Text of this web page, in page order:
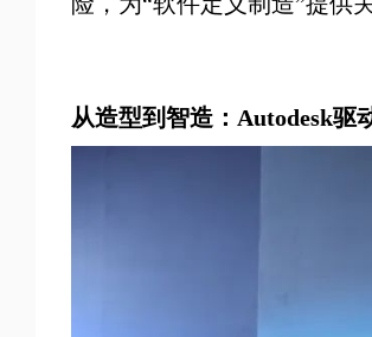
从造型到智造：Autodesk驱